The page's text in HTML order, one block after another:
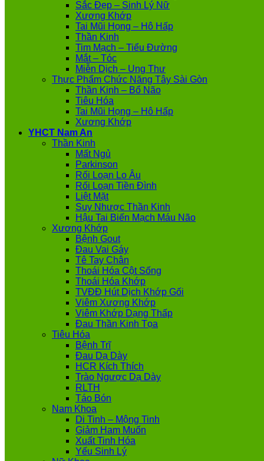
Sắc Đẹp – Sinh Lý Nữ
Xương Khớp
Tai Mũi Họng – Hô Hấp
Thần Kinh
Tim Mạch – Tiểu Đường
Mắt – Tóc
Miễn Dịch – Ung Thư
Thực Phẩm Chức Năng Tây Sài Gòn
Thần Kinh – Bổ Não
Tiêu Hóa
Tai Mũi Họng – Hô Hấp
Xương Khớp
YHCT Nam An
Thần Kinh
Mất Ngủ
Parkinson
Rối Loạn Lo Âu
Rối Loạn Tiền Đình
Liệt Mặt
Suy Nhược Thần Kinh
Hậu Tai Biến Mạch Máu Não
Xương Khớp
Bệnh Gout
Đau Vai Gáy
Tê Tay Chân
Thoái Hóa Cột Sống
Thoái Hóa Khớp
TVĐĐ Hút Dịch Khớp Gối
Viêm Xương Khớp
Viêm Khớp Dạng Thấp
Đau Thần Kinh Tọa
Tiêu Hóa
Bệnh Trĩ
Đau Dạ Dày
HCR Kích Thích
Trào Ngược Dạ Dày
RLTH
Táo Bón
Nam Khoa
Di Tinh – Mộng Tinh
Giảm Ham Muốn
Xuất Tinh Hóa
Yếu Sinh Lý